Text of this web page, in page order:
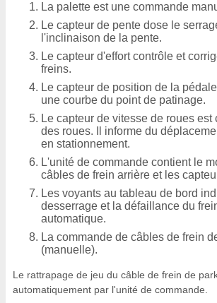
La palette est une commande
Le capteur de pente dose le
l'inclinaison de la pente.
Le capteur d'effort contrôle et
freins.
Le capteur de position de la
une courbe du point de patinage.
Le capteur de vitesse de roues
des roues. Il informe du
en stationnement.
L'unité de commande contient le
câbles de frein arrière et les
Les voyants au tableau de bord
desserrage et la défaillance du
automatique.
La commande de câbles de frein
(manuelle).
Le rattrapage de jeu du câble de frein de
automatiquement par l'unité de commande.